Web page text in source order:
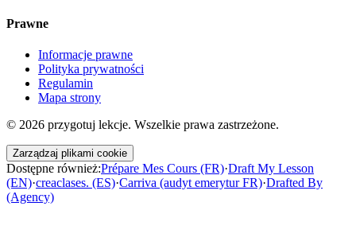
Prawne
Informacje prawne
Polityka prywatności
Regulamin
Mapa strony
© 2026 przygotuj lekcje. Wszelkie prawa zastrzeżone.
Zarządzaj plikami cookie
Dostępne również:Prépare Mes Cours (FR)·Draft My Lesson
(EN)·creaclases. (ES)·Carriva (audyt emerytur FR)·Drafted By
(Agency)